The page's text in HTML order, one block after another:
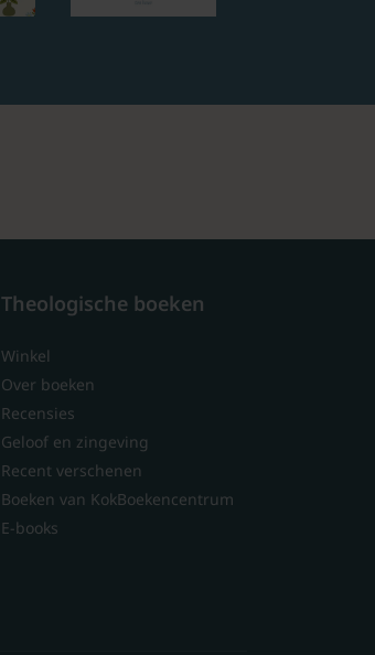
Theologische boeken
Winkel
Over boeken
Recensies
Geloof en zingeving
Recent verschenen
Boeken van KokBoekencentrum
E-books